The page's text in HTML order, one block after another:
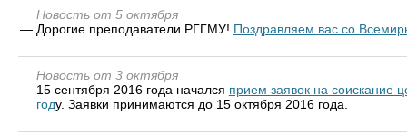
Новость от 5 октября
— Дорогие преподаватели РГГМУ! Поздравляем вас со
Новость от 3 октября
— 15 сентября 2016 года начался прием заявок на соискание
году. Заявки принимаются до 15 октября 2016 года.